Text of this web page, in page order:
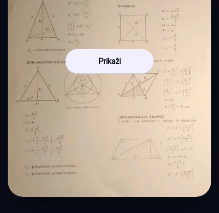
Prikaži